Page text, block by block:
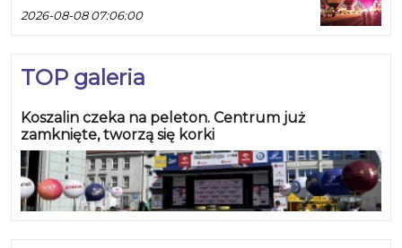
2026-08-08 07:06:00
TOP galeria
Koszalin czeka na peleton. Centrum już
zamknięte, tworzą się korki